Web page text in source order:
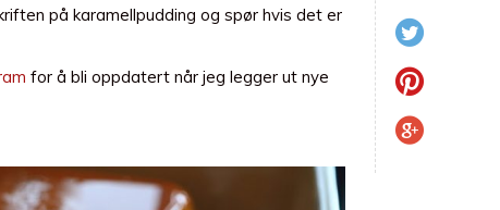
på karamellpudding og spør hvis det er
for å bli oppdatert når jeg legger ut nye